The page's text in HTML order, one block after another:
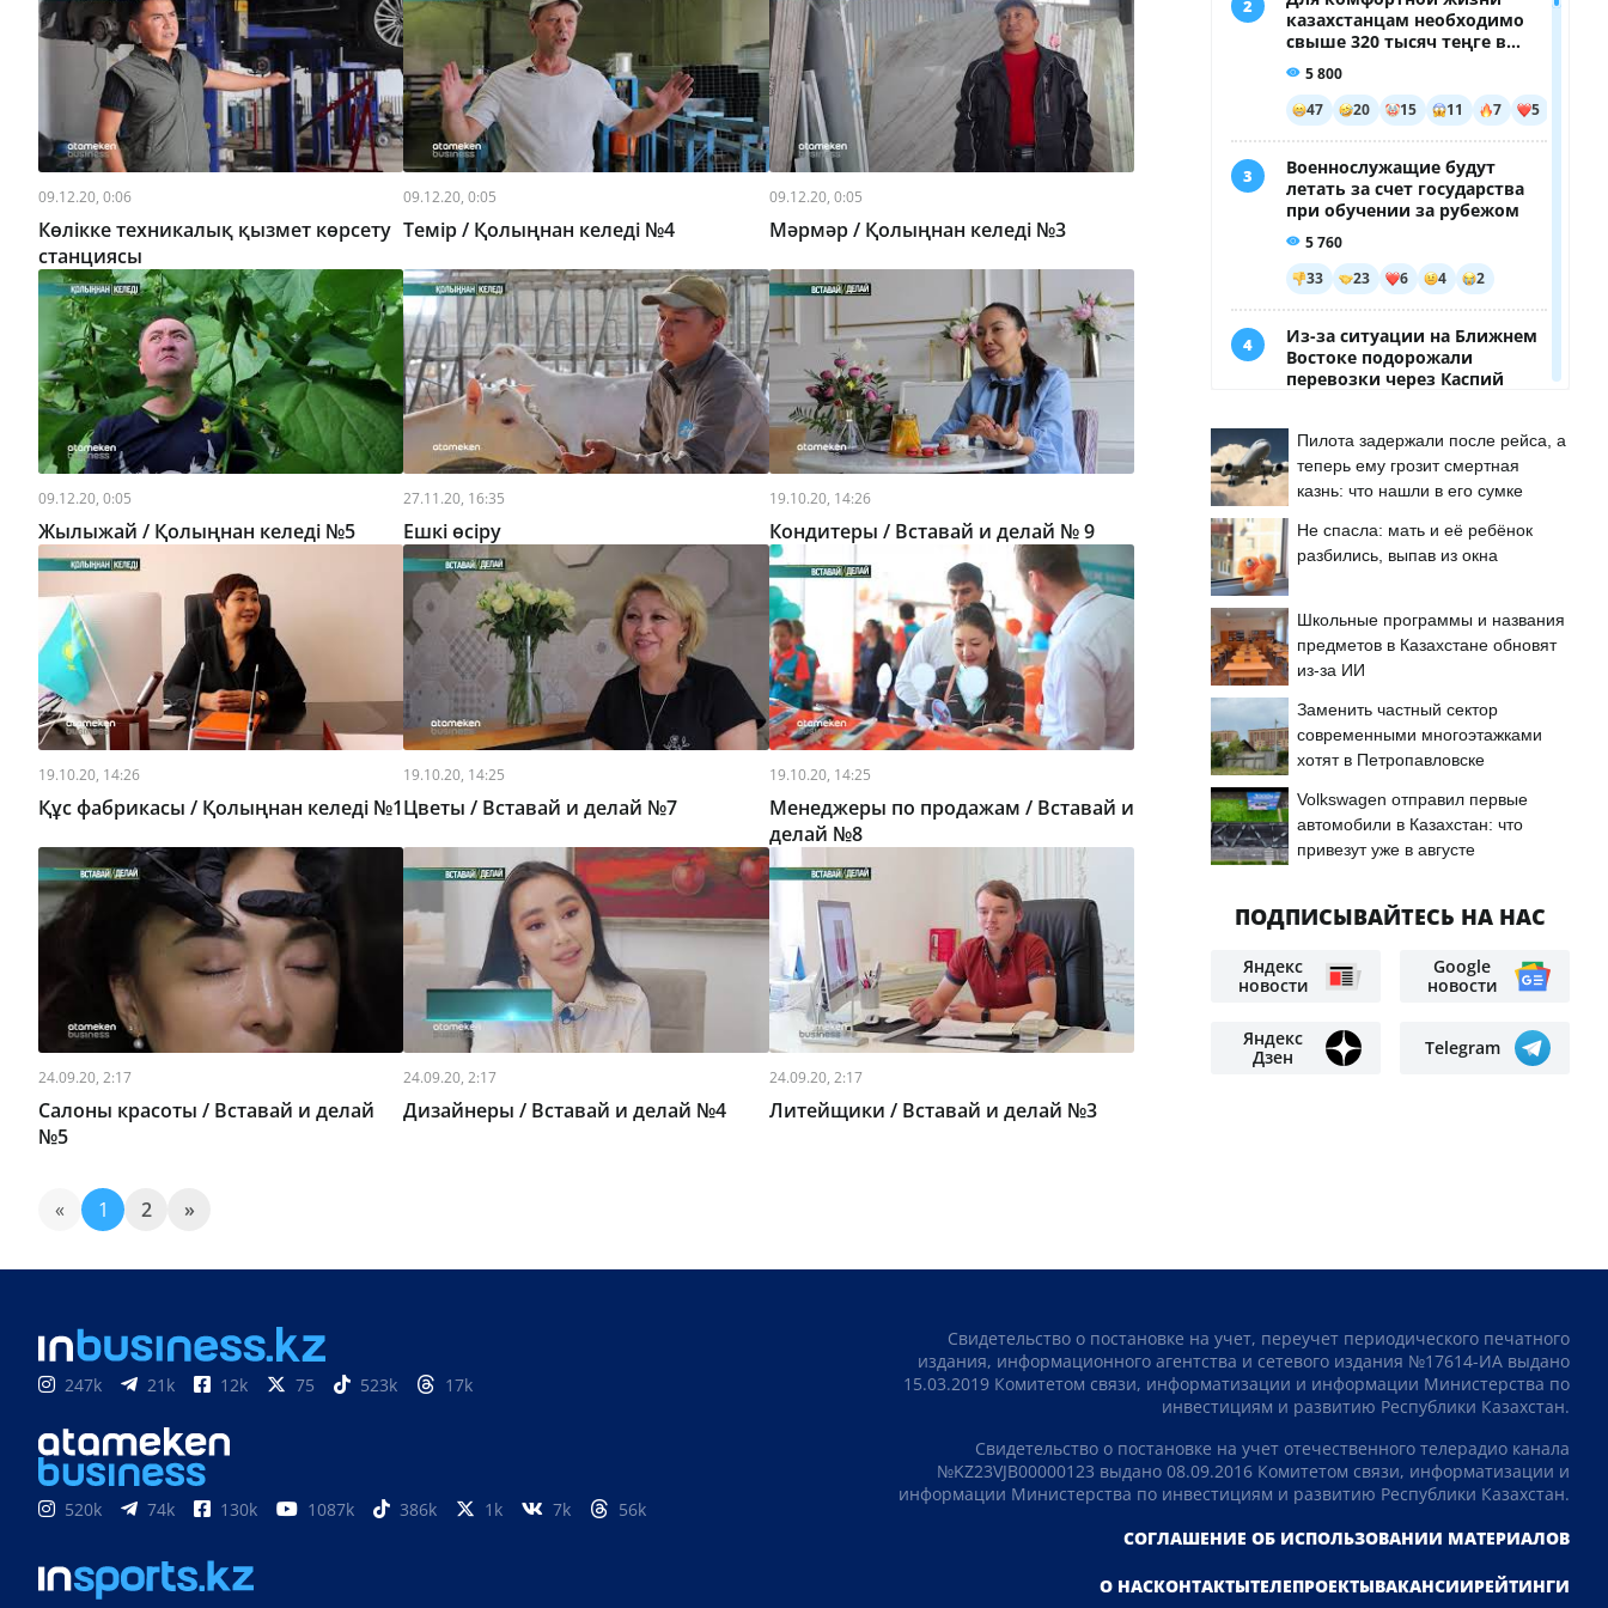
09.12.20, 0:06
Көлікке техникалық қызмет көрсету
станциясы
09.12.20, 0:05
Темір / Қолыңнан келеді №4
09.12.20, 0:05
Мәрмәр / Қолыңнан келеді №3
09.12.20, 0:05
Жылыжай / Қолыңнан келеді №5
27.11.20, 16:35
Ешкі өсіру
19.10.20, 14:26
Кондитеры / Вставай и делай № 9
19.10.20, 14:26
Құс фабрикасы / Қолыңнан келеді №1
19.10.20, 14:25
Цветы / Вставай и делай №7
19.10.20, 14:25
Менеджеры по продажам / Вставай и
делай №8
24.09.20, 2:17
Салоны красоты / Вставай и делай
№5
24.09.20, 2:17
Дизайнеры / Вставай и делай №4
24.09.20, 2:17
Литейщики / Вставай и делай №3
« 1 2 »
Пилота задержали после рейса, а
теперь ему грозит смертная
казнь: что нашли в его сумке
Не спасла: мать и её ребёнок
разбились, выпав из окна
Школьные программы и названия
предметов в Казахстане обновят
из-за ИИ
Заменить частный сектор
современными многоэтажками
хотят в Петропавловске
Volkswagen отправил первые
автомобили в Казахстан: что
привезут уже в августе
ПОДПИСЫВАЙТЕСЬ НА НАС
Яндекс
новости
Google
новости
Яндекс
Дзен
Telegram
247k 21k 12k 75 523k 17k
520k 74k 130k 1087k 386k 1k 7k 56k
Свидетельство о постановке на учет, переучет периодического печатного
издания, информационного агентства и сетевого издания №17614-ИА выдано
15.03.2019 Комитетом связи, информатизации и информации Министерства по
инвестициям и развитию Республики Казахстан.
Свидетельство о постановке на учет отечественного телерадио канала
№KZ23VJB00000123 выдано 08.09.2016 Комитетом связи, информатизации и
информации Министерства по инвестициям и развитию Республики Казахстан.
СОГЛАШЕНИЕ ОБ ИСПОЛЬЗОВАНИИ МАТЕРИАЛОВ
О НАСКОНТАКТЫТЕЛЕПРОЕКТЫВАКАНСИИРЕЙТИНГИ